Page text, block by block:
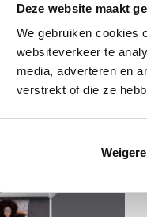
Deze website maakt
We gebruiken cookies
websiteverkeer te
media, adverteren en
verstrekt of die ze
en de vezeluiteinden
heet zengen. Hierdoor
Juist die
pilling